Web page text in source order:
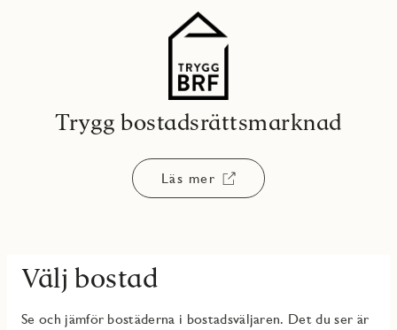
Trygg bostadsrättsmarknad
Läs mer
Välj bostad
Se och jämför bostäderna i bostadsväljaren. Det du ser är